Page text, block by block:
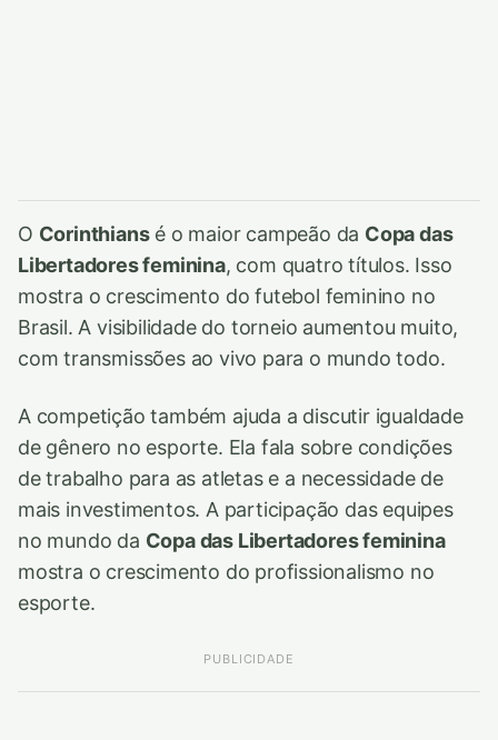
O Corinthiansé o maior campeão da Copa das
Libertadores feminina, com quatro títulos. Isso
mostra o crescimento do futebol feminino no
Brasil. A visibilidade do torneio aumentou muito,
com transmissões ao vivo para o mundo todo.
A competição também ajuda a discutir igualdade
de gênero no esporte. Ela fala sobre condições
de trabalho para as atletas e a necessidade de
mais investimentos. A participação das equipes
no mundo da Copa das Libertadores feminina
mostra o crescimento do profissionalismo no
esporte.
PUBLICIDADE